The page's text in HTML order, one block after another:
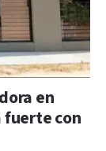
en
fuerte con